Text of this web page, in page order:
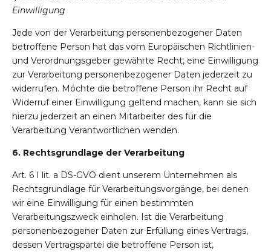
Einwilligung
Jede von der Verarbeitung personenbezogener Daten
betroffene Person hat das vom Europäischen Richtlinien-
und Verordnungsgeber gewährte Recht, eine Einwilligung
zur Verarbeitung personenbezogener Daten jederzeit zu
widerrufen. Möchte die betroffene Person ihr Recht auf
Widerruf einer Einwilligung geltend machen, kann sie sich
hierzu jederzeit an einen Mitarbeiter des für die
Verarbeitung Verantwortlichen wenden.
6. Rechtsgrundlage der Verarbeitung
Art. 6 I lit. a DS-GVO dient unserem Unternehmen als
Rechtsgrundlage für Verarbeitungsvorgänge, bei denen
wir eine Einwilligung für einen bestimmten
Verarbeitungszweck einholen. Ist die Verarbeitung
personenbezogener Daten zur Erfüllung eines Vertrags,
dessen Vertragspartei die betroffene Person ist,